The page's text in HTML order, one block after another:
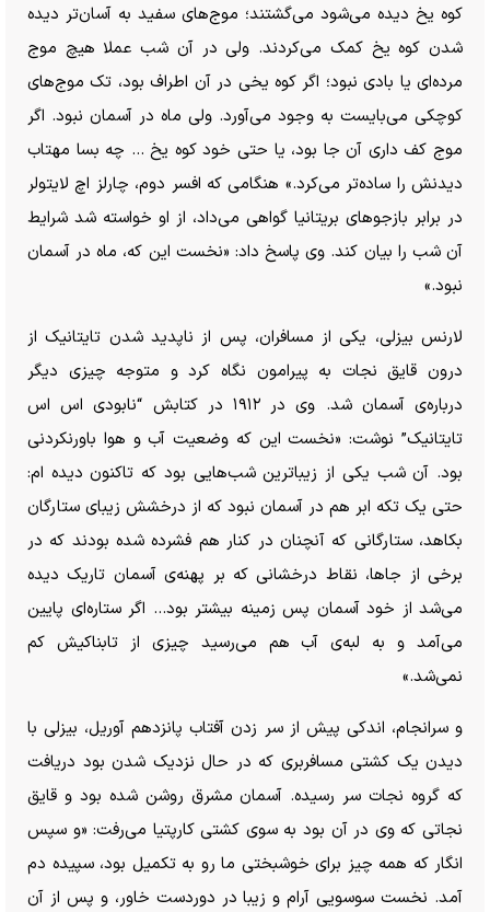
کوه یخ دیده می‌شود می‌گشتند؛ موج‌های سفید به آسان‌تر دیده
شدن کوه یخ کمک می‌کردند. ولی در آن شب عملا هیچ موج
مرده‌ای یا بادی نبود؛ اگر کوه یخی در آن اطراف بود، تک موج‌های
کوچکی می‌بایست به وجود می‌آورد. ولی ماه در آسمان نبود. اگر
موج کف داری آن جا بود، یا حتی خود کوه یخ … چه بسا مهتاب
دیدنش را ساده‌تر می‌کرد.» هنگامی که افسر دوم، چارلز اچ لایتولر
در برابر بازجو‌های بریتانیا گواهی می‌داد، از او خواسته شد شرایط
آن شب را بیان کند. وی پاسخ داد: «نخست این که، ماه در آسمان
نبود.»
لارنس بیزلی، یکی از مسافران، پس از ناپدید شدن تایتانیک از
درون قایق نجات به پیرامون نگاه کرد و متوجه چیزی دیگر
درباره‌ی آسمان شد. وی در ۱۹۱۲ در کتابش “نابودی اس اس
تایتانیک” نوشت: «نخست این که وضعیت آب و هوا باورنکردنی
بود. آن شب یکی از زیباترین شب‌هایی بود که تاکنون دیده ام:
حتی یک تکه ابر هم در آسمان نبود که از درخشش زیبای ستارگان
بکاهد، ستارگانی که آنچنان در کنار هم فشرده شده بودند که در
برخی از جاها، نقاط درخشانی که بر پهنه‌ی آسمان تاریک دیده
می‌شد از خود آسمان پس زمینه بیشتر بود… اگر ستاره‌ای پایین
می‌آمد و به لبه‌ی آب هم می‌رسید چیزی از تابناکیش کم
نمی‌شد.»
و سرانجام، اندکی پیش از سر زدن آفتاب پانزدهم آوریل، بیزلی با
دیدن یک کشتی مسافربری که در حال نزدیک شدن بود دریافت
که گروه نجات سر رسیده. آسمان مشرق روشن شده بود و قایق
نجاتی که وی در آن بود به سوی کشتی کارپتیا می‌رفت: «و سپس
انگار که همه چیز برای خوشبختی ما رو به تکمیل بود، سپیده دم
آمد. نخست سوسویی آرام و زیبا در دوردست خاور، و پس از آن